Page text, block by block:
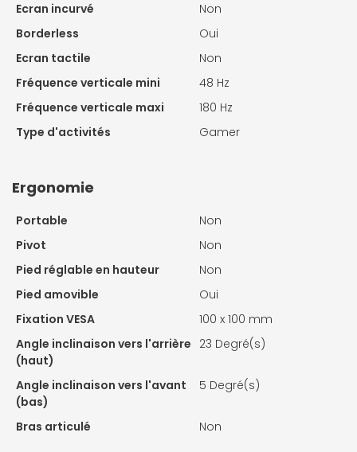
Ecran incurvé
Non
Borderless
Oui
Ecran tactile
Non
Fréquence verticale mini
48 Hz
Fréquence verticale maxi
180 Hz
Type d'activités
Gamer
Ergonomie
Portable
Non
Pivot
Non
Pied réglable en hauteur
Non
Pied amovible
Oui
Fixation VESA
100 x 100 mm
Angle inclinaison vers l'arrière
(haut)
23 Degré(s)
Angle inclinaison vers l'avant
(bas)
5 Degré(s)
Bras articulé Non